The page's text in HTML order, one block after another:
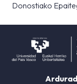
Donostiako